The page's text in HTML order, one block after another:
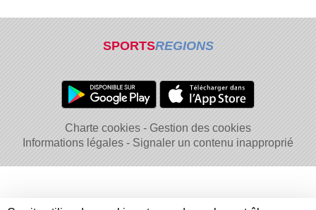
SPORTSREGIONS
Charte cookies
Gestion des cookies
Informations légales
Signaler un contenu inapproprié